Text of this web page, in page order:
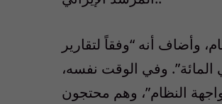
وأضاف أنه “وفقاً لتقارير
الأمنية في البلاد فإن نسبة الانشقاقات تتراوح بين 12 و68 في المائة”. وفي الوقت نفسه،